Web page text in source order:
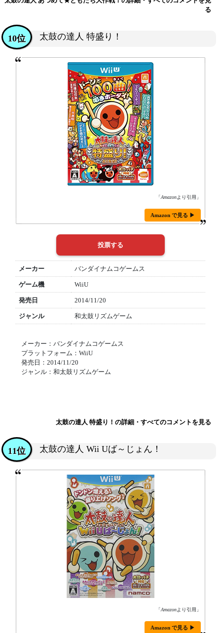
る
太鼓の達人 特盛り！
10位
「Amazonより引用」
Amazon で見る ▶
メーカー バンダイナムコゲームス
ゲーム機 WiiU
発売日 2014/11/20
ジャンル 和太鼓リズムゲーム
メーカー：バンダイナムコゲームス
プラットフォーム：WiiU
発売日：2014/11/20
ジャンル：和太鼓リズムゲーム
太鼓の達人 特盛り！の詳細・すべてのコメントを見る
太鼓の達人 Wii Uば～じょん！
11位
「Amazonより引用」
Amazon で見る ▶